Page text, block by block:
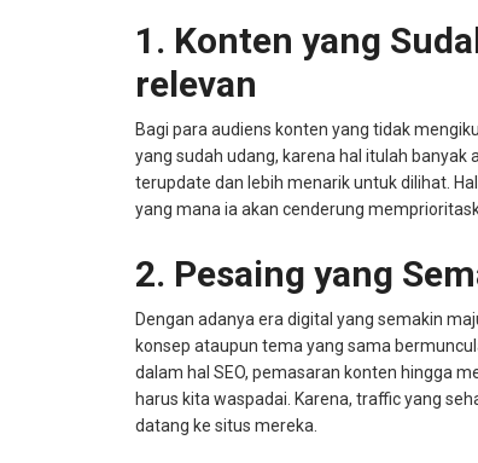
1. Konten yang
relevan
Bagi para audiens konten yang tidak
yang sudah udang, karena hal itulah banyak
terupdate dan lebih menarik untuk dilihat.
yang mana ia akan cenderung
2. Pesaing yang
Dengan adanya era digital yang semakin
konsep ataupun tema yang sama
dalam hal SEO, pemasaran konten hingga
harus kita waspadai. Karena, traffic yang
datang ke situs mereka.